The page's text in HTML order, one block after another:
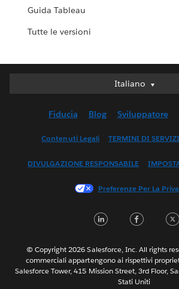
Guida Tableau
Tutte le versioni
Italiano
Italiano
English (UK)
Français (Canada)
한국어
Português
Svenska
ไทย
Fiducia Blog Sviluppatore
Contenuti Legali TERMINI DI
DIVULGAZIONE RESPONSABILE
Preferenze Per La
LinkedIn
© Copyright 2026 Salesforce, Inc. All rights
commerciali appartengono ai rispettivi
Salesforce Tower, 415 Mission Street, 3rd Floor,
Stati Uniti